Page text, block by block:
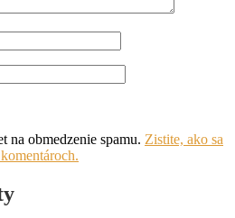
na obmedzenie spamu. Zistite, ako sa